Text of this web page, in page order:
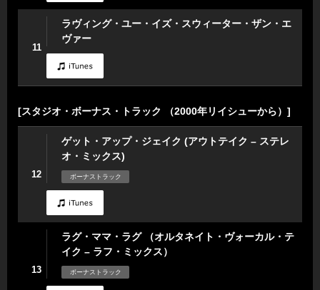
11
ラヴィング・ユー・イズ・スウィーター・ザン・エ
ヴァー
[スタジオ・ボーナス・トラック （2000年リイシューから）]
12
ゲット・アップ・ジェイク (アウトテイク – ステレ
オ・ミックス)
ボーナストラック
13
ラグ・ママ・ラグ （オルタネイト・ヴォーカル・テ
イク – ラフ・ミックス）
ボーナストラック